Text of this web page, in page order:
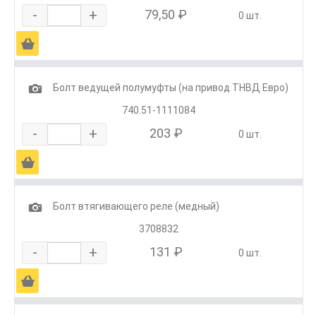
- + 79,50 ₽ 0 шт.
Ä
1
Болт ведущей полумуфты (на привод ТНВД Евро)
740.51-1111084
- + 203 ₽ 0 шт.
Ä
1
Болт втягивающего реле (медный)
3708832
- + 131 ₽ 0 шт.
Ä